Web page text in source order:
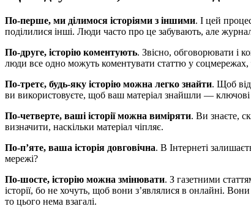
По-перше, ми ділимося історіями з іншими. І цей
поділилися інші. Люди часто про це забувають, але
По-друге, історію коментують. Звісно, обговорювати і
люди все одно можуть коментувати статтю у соцмережах,
По-третє, будь-яку історію можна легко знайти. Щоб
ви використовуєте, щоб ваш матеріал знайшли ― ключові
По-четверте, ваші історії можна виміряти. Ви знаєте,
визначити, наскільки матеріал чіпляє.
По-п’яте, ваша історія довговічна. В Інтернеті
мережі?
По-шосте, історію можна змінювати. З газетними
історії, бо не хочуть, щоб вони з’являлися в онлайні.
то цього нема взагалі.